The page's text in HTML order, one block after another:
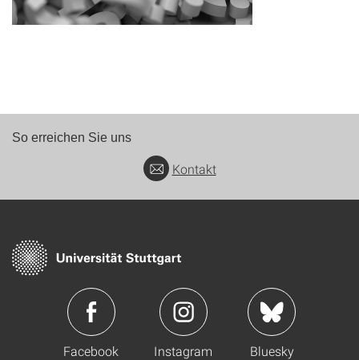
So erreichen Sie uns
Kontakt
Facebook Instagram Bluesky